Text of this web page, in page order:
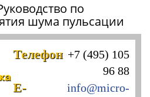
по
шума пульсации
Телефон +7 (495) 105
96 88
E-
info@micro-